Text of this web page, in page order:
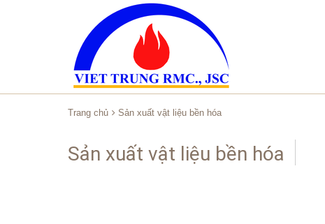
Trang chủ Sản xuất vật liệu bền hóa
Sản xuất vật liệu bền hóa